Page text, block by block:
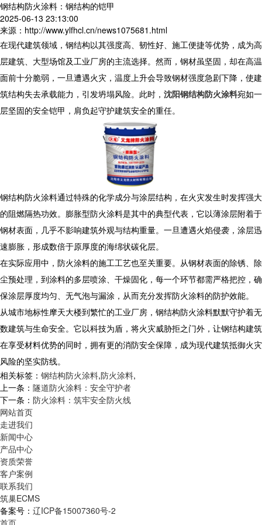
钢结构防火涂料：钢结构的铠甲
2025-06-13 23:13:00
来源：http://www.ylfhcl.cn/news1075681.html
在现代建筑领域，钢结构以其强度高、韧性好、施工便捷等优势，成为高
层建筑、大型场馆及工业厂房的主流选择。然而，钢材虽坚固，却在高温
面前十分脆弱，一旦遭遇火灾，温度上升会导致钢材强度急剧下降，使建
筑结构失去承载能力，引发坍塌风险。此时， 沈阳钢结构防火涂料宛如一
层坚固的安全铠甲，肩负起守护建筑安全的重任。
钢结构防火涂料通过特殊的化学成分与涂层结构，在火灾发生时发挥强大
的阻燃隔热功效。膨胀型防火涂料是其中的典型代表，它以薄涂层附着于
钢材表面，几乎不影响建筑外观与结构重量。一旦遭遇火焰侵袭，涂层迅
速膨胀，形成数倍于原厚度的海绵状碳化层。
在实际应用中，防火涂料的施工工艺也至关重要。从钢材表面的除锈、除
尘预处理，到涂料的多层喷涂、干燥固化，每一个环节都需严格把控，确
保涂层厚度均匀、无气泡与漏涂，从而充分发挥防火涂料的防护效能。
从城市地标性摩天大楼到繁忙的工业厂房，钢结构防火涂料默默守护着无
数建筑与生命安全。它以科技为盾，将火灾威胁拒之门外，让钢结构建筑
在享受材料优势的同时，拥有更的消防安全保障，成为现代建筑抵御火灾
风险的坚实防线。
相关标签： 钢结构防火涂料,防火涂料,
上一条： 隧道防火涂料：安全守护者
下一条： 防火涂料：筑牢安全防火线
网站首页
走进我们
新闻中心
产品中心
资质荣誉
客户案例
联系我们
筑巢ECMS
备案号： 辽ICP备15007360号-2